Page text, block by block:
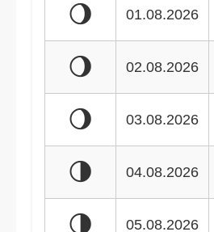
🌖 01.08.2026
🌖 02.08.2026
🌖 03.08.2026
🌗 04.08.2026
🌗 05.08.2026